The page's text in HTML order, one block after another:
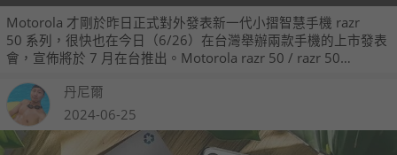
Motorola 才剛於昨日正式對外發表新一代小摺智慧手機 razr
50 系列，很快也在今日（6/26）在台灣舉辦兩款手機的上市發表
會，宣佈將於 7 月在台推出。Motorola razr 50 / razr 50
razr 50 Ultra 將由台灣大哥大獨賣、razr 50 則於台灣大哥大以及
遠傳電信販售。
丹尼爾
2024-06-25